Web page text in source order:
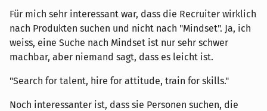
Für mich sehr interessant war, dass die Recruiter wirklich
nach Produkten suchen und nicht nach "Mindset". Ja, ich
weiss, eine Suche nach Mindset ist nur sehr schwer
machbar, aber niemand sagt, dass es leicht ist.
"Search for talent, hire for attitude, train for skills."
Noch interessanter ist, dass sie Personen suchen, die